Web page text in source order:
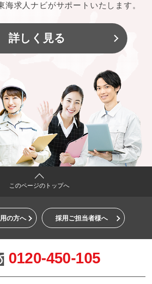
海求人ナビがサポートいたします。
詳しく見る
このページのトップへ
の方へ 採用ご担当者様へ
0120-450-105